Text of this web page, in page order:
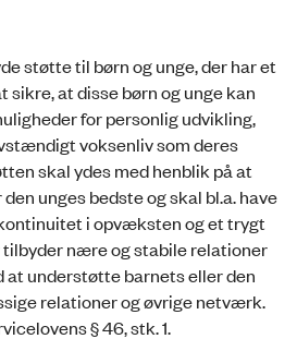
støtte til børn og unge, der har et
sikre, at disse børn og unge kan
for personlig udvikling,
voksenliv som deres
skal ydes med henblik på at
unges bedste og skal bl.a. have
i opvæksten og et trygt
nære og stabile relationer
at understøtte barnets eller den
relationer og øvrige netværk.
§ 46, stk. 1.